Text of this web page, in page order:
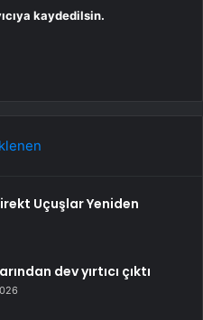
kaydedilsin.
Uçuşlar Yeniden
dev yırtıcı çıktı